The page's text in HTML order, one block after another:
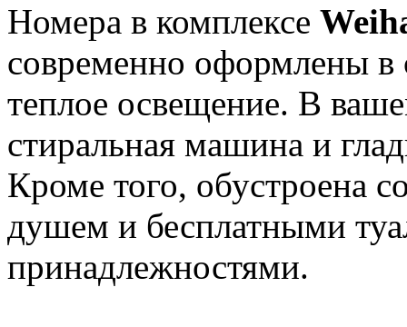
Номера в комплексе
современно оформлены в
теплое освещение. В
стиральная машина и
Кроме того, обустроена
душем и бесплатными
принадлежностями.